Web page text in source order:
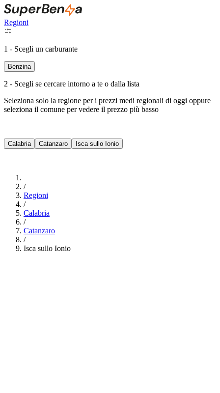
Regioni
1 - Scegli un carburante
Benzina
2 - Scegli se cercare intorno a te o dalla lista
Seleziona solo la regione per i prezzi medi regionali di oggi oppure
seleziona il comune per vedere il prezzo più basso
Calabria Catanzaro Isca sullo Ionio
/
Regioni
/
Calabria
/
Catanzaro
/
Isca sullo Ionio